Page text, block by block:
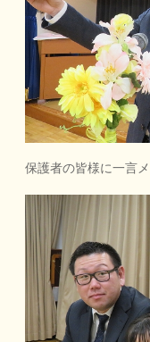
保護者の皆様に一言